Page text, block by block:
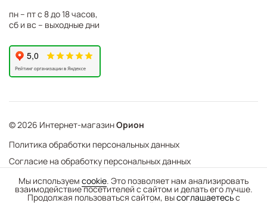
Мы используем cookie. Это позволяет нам анализировать
взаимодействие посетителей с сайтом и делать его лучше.
Продолжая пользоваться сайтом, высоглашаетесьс
- + В корзину
пн – пт с 8 до 18 часов,
сб и вс – выходные дни
© 2026 Интернет-магазинОрион
Политика обработки персональных данных
Согласие на обработку персональных данных
Web Механика
- создание интернет-магазинов